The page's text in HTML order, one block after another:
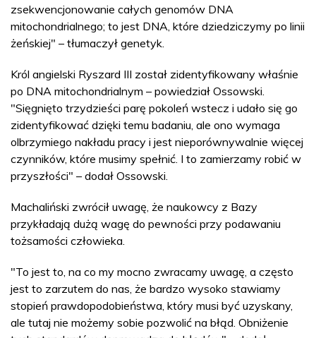
zsekwencjonowanie całych genomów DNA
mitochondrialnego; to jest DNA, które dziedziczymy po linii
żeńskiej" – tłumaczył genetyk.
Król angielski Ryszard III został zidentyfikowany właśnie
po DNA mitochondrialnym – powiedział Ossowski.
"Sięgnięto trzydzieści parę pokoleń wstecz i udało się go
zidentyfikować dzięki temu badaniu, ale ono wymaga
olbrzymiego nakładu pracy i jest nieporównywalnie więcej
czynników, które musimy spełnić. I to zamierzamy robić w
przyszłości" – dodał Ossowski.
Machaliński zwrócił uwagę, że naukowcy z Bazy
przykładają dużą wagę do pewności przy podawaniu
tożsamości człowieka.
"To jest to, na co my mocno zwracamy uwagę, a często
jest to zarzutem do nas, że bardzo wysoko stawiamy
stopień prawdopodobieństwa, który musi być uzyskany,
ale tutaj nie możemy sobie pozwolić na błąd. Obniżenie